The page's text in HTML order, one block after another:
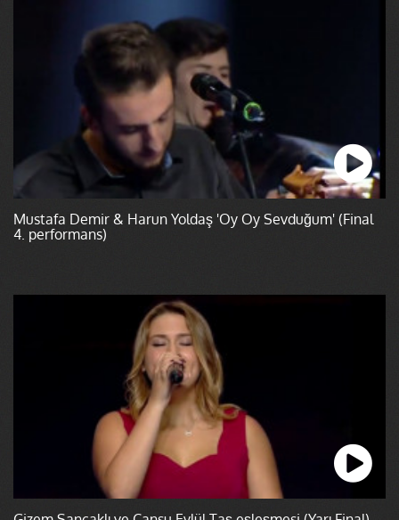
Mustafa Demir & Harun Yoldaş 'Oy Oy Sevduğum' (Final
4. performans)